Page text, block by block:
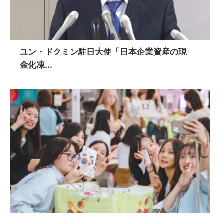
ユン・ドクミン駐日大使「日本企業資産の現
金化凍...